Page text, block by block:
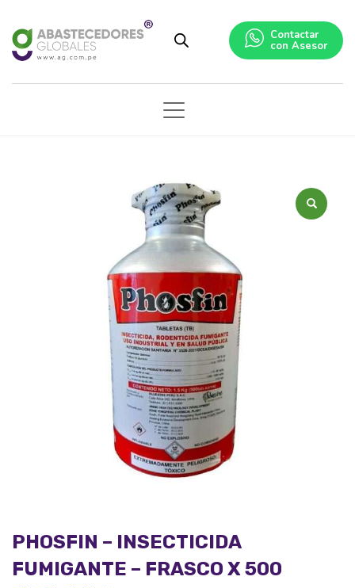
Contactar
con Asesor
PHOSFIN – INSECTICIDA
FUMIGANTE – FRASCO X 500